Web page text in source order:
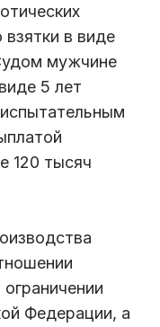
в виде
мужчине
5 лет
120 тысяч
Федерации, а